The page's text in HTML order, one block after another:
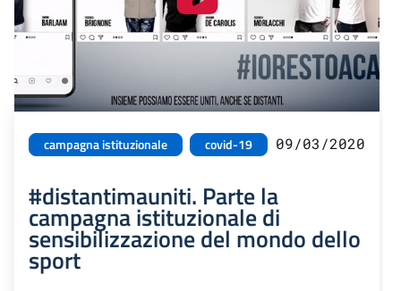
campagna istituzionale covid-19 09/03/2020
#distantimauniti. Parte la
campagna istituzionale di
sensibilizzazione del mondo dello
sport